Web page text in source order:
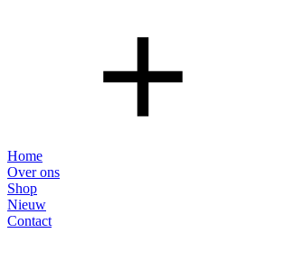
Home
Over ons
Shop
Nieuw
Contact